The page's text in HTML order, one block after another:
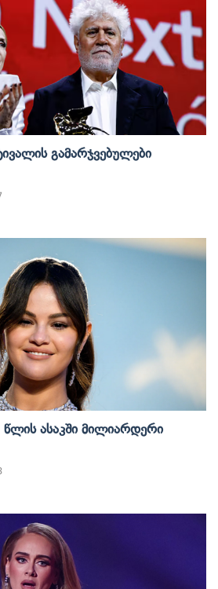
Გამარჯვებულები
Ასაკში Მილიარდერი